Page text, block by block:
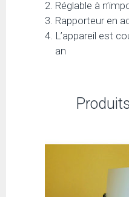
Réglable à
Rapporteur en
L’appareil est
an